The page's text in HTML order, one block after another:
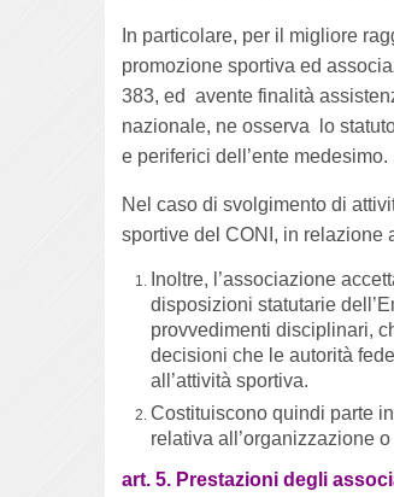
In particolare, per il migliore
promozione sportiva ed
383, ed avente finalità
nazionale, ne osserva lo
e periferici dell’ente medesimo.
Nel caso di svolgimento di
sportive del CONI, in relazione
Inoltre, l’associazione
disposizioni statutarie
provvedimenti disciplinari,
decisioni che le autorità
all’attività sportiva.
Costituiscono quindi parte
relativa all’organizzazione
art. 5. Prestazioni degli